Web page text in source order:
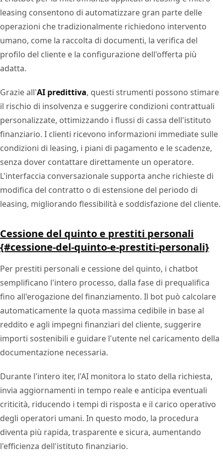
leasing consentono di automatizzare gran parte delle
operazioni che tradizionalmente richiedono intervento
umano, come la raccolta di documenti, la verifica del
profilo del cliente e la configurazione dell'offerta più
adatta.
Grazie all'AI predittiva, questi strumenti possono stimare
il rischio di insolvenza e suggerire condizioni contrattuali
personalizzate, ottimizzando i flussi di cassa dell'istituto
finanziario. I clienti ricevono informazioni immediate sulle
condizioni di leasing, i piani di pagamento e le scadenze,
senza dover contattare direttamente un operatore.
L'interfaccia conversazionale supporta anche richieste di
modifica del contratto o di estensione del periodo di
leasing, migliorando flessibilità e soddisfazione del cliente.
Cessione del quinto e prestiti personali
{#cessione-del-quinto-e-prestiti-personali}
Per prestiti personali e cessione del quinto, i chatbot
semplificano l'intero processo, dalla fase di prequalifica
fino all'erogazione del finanziamento. Il bot può calcolare
automaticamente la quota massima cedibile in base al
reddito e agli impegni finanziari del cliente, suggerire
importi sostenibili e guidare l'utente nel caricamento della
documentazione necessaria.
Durante l'intero iter, l'AI monitora lo stato della richiesta,
invia aggiornamenti in tempo reale e anticipa eventuali
criticità, riducendo i tempi di risposta e il carico operativo
degli operatori umani. In questo modo, la procedura
diventa più rapida, trasparente e sicura, aumentando
l'efficienza dell'istituto finanziario.